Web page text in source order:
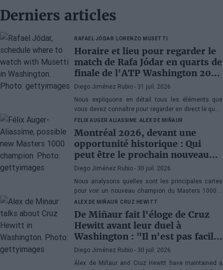
Derniers articles
RAFAEL JÓDAR LORENZO MUSETTI
Horaire et lieu pour regarder le
match de Rafa Jódar en quarts de
finale de l'ATP Washington 2026
contre Musetti
Diego Jiménez Rubio - 31 juil. 2026
Nous expliquons en détail tous les éléments que
vous devez connaître pour regarder en direct le quart
de finale de l'ATP 500 Washington 2026 entre Rafa
Jódar et Lorenzo Musetti.
FELIX AUGER ALIASSIME ALEX DE MIÑAUR
Montréal 2026, devant une
opportunité historique : Qui
peut être le prochain nouveau
champion du Masters 1000 ?
Diego Jiménez Rubio - 30 juil. 2026
Nous analysons quelles sont les principales cartes
pour voir un nouveau champion du Masters 1000 à
Montréal. Ce serait la cinquième année consécutive
avec un vainqueur inédit au Canada.
ALEX DE MIÑAUR CRUZ HEWITT
De Miñaur fait l'éloge de Cruz
Hewitt avant leur duel à
Washington : "Il n'est pas facile
de se consacrer au tennis en
étant le fils d'un ancien numéro
Diego Jiménez Rubio - 30 juil. 2026
Álex de Miñaur and Cruz Hewitt have maintained a